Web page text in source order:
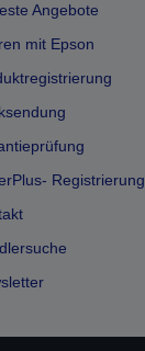
Angebote
mit Epson
Registrierung